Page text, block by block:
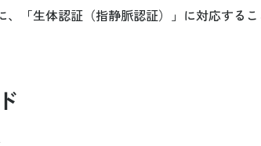
「生体認証（指静脈認証）」に対応する